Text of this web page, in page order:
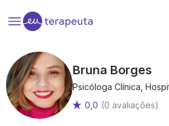
Bruna Borges
Psicóloga Clínica,
0,0 (0 avaliações)